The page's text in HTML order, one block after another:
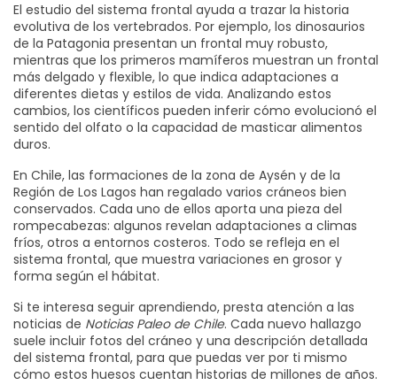
El estudio del sistema frontal ayuda a trazar la historia
evolutiva de los vertebrados. Por ejemplo, los dinosaurios
de la Patagonia presentan un frontal muy robusto,
mientras que los primeros mamíferos muestran un frontal
más delgado y flexible, lo que indica adaptaciones a
diferentes dietas y estilos de vida. Analizando estos
cambios, los científicos pueden inferir cómo evolucionó el
sentido del olfato o la capacidad de masticar alimentos
duros.
En Chile, las formaciones de la zona de Aysén y de la
Región de Los Lagos han regalado varios cráneos bien
conservados. Cada uno de ellos aporta una pieza del
rompecabezas: algunos revelan adaptaciones a climas
fríos, otros a entornos costeros. Todo se refleja en el
sistema frontal, que muestra variaciones en grosor y
forma según el hábitat.
Si te interesa seguir aprendiendo, presta atención a las
noticias de Noticias Paleo de Chile. Cada nuevo hallazgo
suele incluir fotos del cráneo y una descripción detallada
del sistema frontal, para que puedas ver por ti mismo
cómo estos huesos cuentan historias de millones de años.